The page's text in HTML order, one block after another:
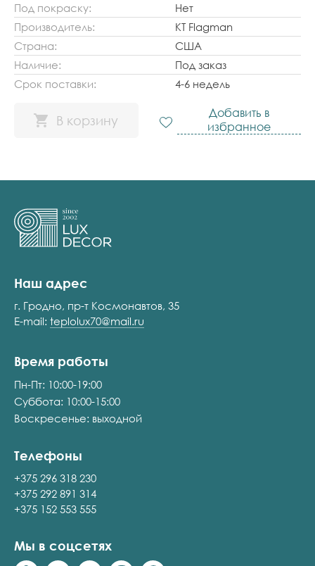
Под покраску:
Нет
Производитель:
KT Flagman
Страна:
США
Наличие:
Под заказ
Срок поставки:
4-6 недель
В корзину
Добавить в
избранное
Наш адрес
г. Гродно, пр-т Космонавтов, 35
E-mail: teplolux70@mail.ru
Время работы
Пн-Пт: 10:00-19:00
Суббота: 10:00-15:00
Воскресенье: выходной
Телефоны
+375 296 318 230
+375 292 891 314
+375 152 553 555
Мы в соцсетях